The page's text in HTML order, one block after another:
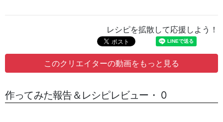
レシピを拡散して応援しよう！
このクリエイターの動画をもっと見る
作ってみた報告＆レシピレビュー・ 0